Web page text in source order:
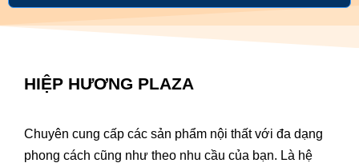
HIỆP HƯƠNG PLAZA
Chuyên cung cấp các sản phẩm nội thất với đa dạng
phong cách cũng như theo nhu cầu của bạn. Là hệ